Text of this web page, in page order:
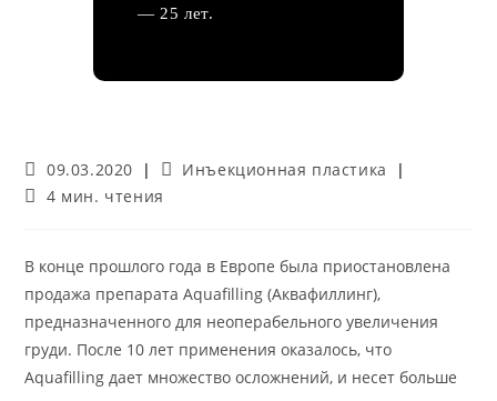
— 25 лет.
Запись
опубликована:
09.03.2020
Рубрика
записи:
Инъекционная пластика
Время
4 мин. чтения
В конце прошлого года в Европе была приостановлена
продажа препарата Aquafilling (Аквафиллинг),
предназначенного для неоперабельного увеличения
груди. После 10 лет применения оказалось, что
Aquafilling дает множество осложнений, и несет больше